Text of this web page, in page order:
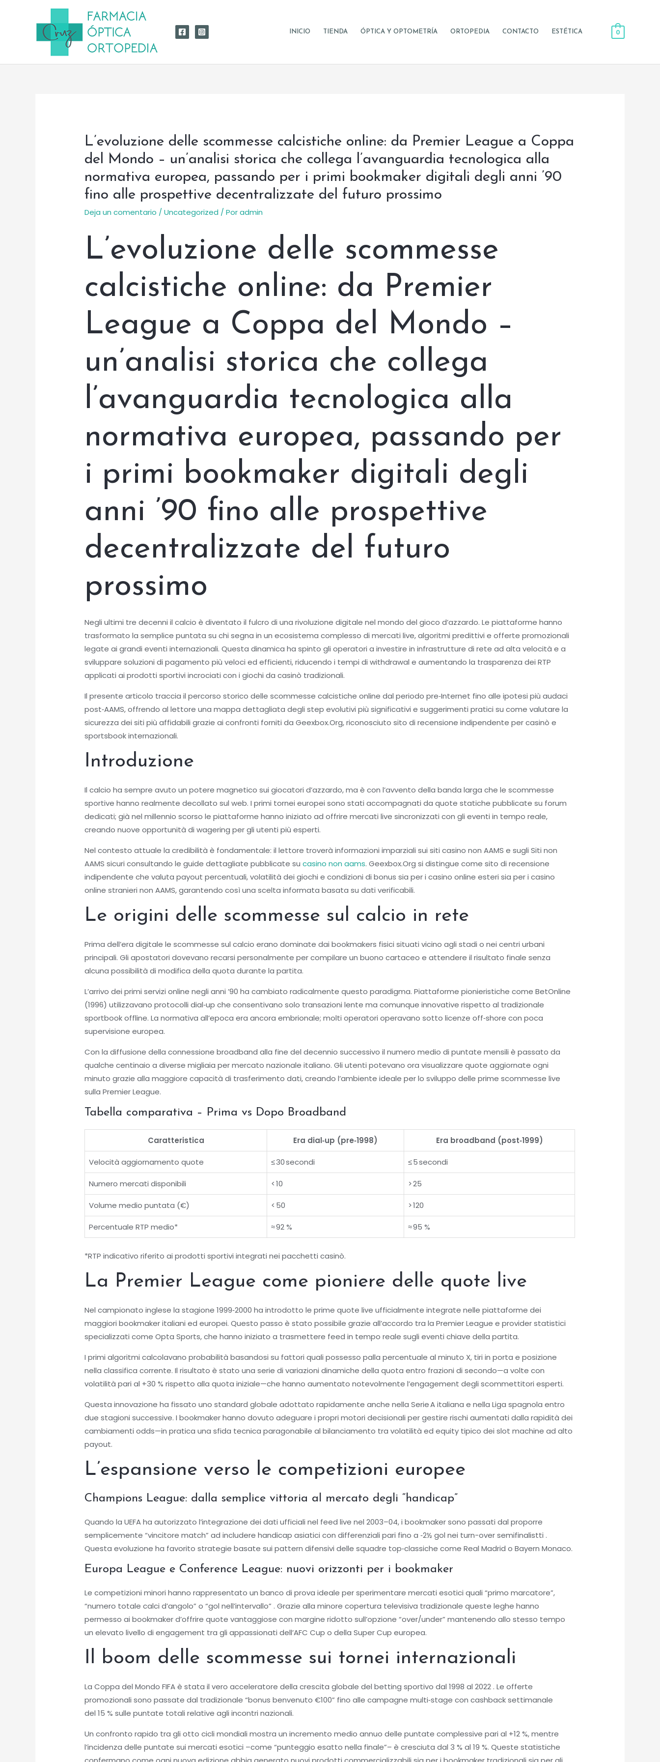
INICIO TIENDA ÓPTICA Y OPTOMETRÍA ORTOPEDIA CONTACTO ESTÉTICA 0
L’evoluzione delle scommesse calcistiche online: da Premier League a Coppa
del Mondo – un’analisi storica che collega l’avanguardia tecnologica alla
normativa europea, passando per i primi bookmaker digitali degli anni ’90
fino alle prospettive decentralizzate del futuro prossimo
Deja un comentario /Uncategorized / Poradmin
L’evoluzione delle scommesse
calcistiche online: da Premier
League a Coppa del Mondo –
un’analisi storica che collega
l’avanguardia tecnologica alla
normativa europea, passando per
i primi bookmaker digitali degli
anni ’90 fino alle prospettive
decentralizzate del futuro
prossimo
Negli ultimi tre decenni il calcio è diventato il fulcro di una rivoluzione digitale nel mondo del gioco d’azzardo. Le piattaforme hanno
trasformato la semplice puntata su chi segna in un ecosistema complesso di mercati live, algoritmi predittivi e offerte promozionali
legate ai grandi eventi internazionali. Questa dinamica ha spinto gli operatori a investire in infrastrutture di rete ad alta velocità e a
sviluppare soluzioni di pagamento più veloci ed efficienti, riducendo i tempi di withdrawal e aumentando la trasparenza dei RTP
applicati ai prodotti sportivi incrociati con i giochi da casinò tradizionali.
Il presente articolo traccia il percorso storico delle scommesse calcistiche online dal periodo pre‑Internet fino alle ipotesi più audaci
post‑AAMS, offrendo al lettore una mappa dettagliata degli step evolutivi più significativi e suggerimenti pratici su come valutare la
sicurezza dei siti più affidabili grazie ai confronti forniti da Geexbox.Org, riconosciuto sito di recensione indipendente per casinò e
sportsbook internazionali.
Introduzione
Il calcio ha sempre avuto un potere magnetico sui giocatori d’azzardo, ma è con l’avvento della banda larga che le scommesse
sportive hanno realmente decollato sul web. I primi tornei europei sono stati accompagnati da quote statiche pubblicate su forum
dedicati; già nel millennio scorso le piattaforme hanno iniziato ad offrire mercati live sincronizzati con gli eventi in tempo reale,
creando nuove opportunità di wagering per gli utenti più esperti.
Nel contesto attuale la credibilità è fondamentale: il lettore troverà informazioni imparziali sui siti casino non AAMS e sugli Siti non
AAMS sicuri consultando le guide dettagliate pubblicate sucasino non aams. Geexbox.Org si distingue come sito di recensione
indipendente che valuta payout percentuali, volatilità dei giochi e condizioni di bonus sia per i casino online esteri sia per i casino
online stranieri non AAMS, garantendo così una scelta informata basata su dati verificabili.
Le origini delle scommesse sul calcio in rete
Prima dell’era digitale le scommesse sul calcio erano dominate dai bookmakers fisici situati vicino agli stadi o nei centri urbani
principali. Gli apostatori dovevano recarsi personalmente per compilare un buono cartaceo e attendere il risultato finale senza
alcuna possibilità di modifica della quota durante la partita.
L’arrivo dei primi servizi online negli anni ’90 ha cambiato radicalmente questo paradigma. Piattaforme pionieristiche come BetOnline
(1996) utilizzavano protocolli dial‑up che consentivano solo transazioni lente ma comunque innovative rispetto al tradizionale
sportbook offline. La normativa all’epoca era ancora embrionale; molti operatori operavano sotto licenze off‑shore con poca
supervisione europea.
Con la diffusione della connessione broadband alla fine del decennio successivo il numero medio di puntate mensili è passato da
qualche centinaio a diverse migliaia per mercato nazionale italiano. Gli utenti potevano ora visualizzare quote aggiornate ogni
minuto grazie alla maggiore capacità di trasferimento dati, creando l’ambiente ideale per lo sviluppo delle prime scommesse live
sulla Premier League.
Tabella comparativa – Prima vs Dopo Broadband
Caratteristica Era dial‑up (pre‑1998) Era broadband (post‑1999)
Velocità aggiornamento quote ≤ 30 secondi ≤ 5 secondi
Numero mercati disponibili < 10 > 25
Volume medio puntata (€) < 50 > 120
Percentuale RTP medio* ≈ 92 % ≈ 95 %
*RTP indicativo riferito ai prodotti sportivi integrati nei pacchetti casinò.
La Premier League come pioniere delle quote live
Nel campionato inglese la stagione 1999‑2000 ha introdotto le prime quote live ufficialmente integrate nelle piattaforme dei
maggiori bookmaker italiani ed europei. Questo passo è stato possibile grazie all’accordo tra la Premier League e provider statistici
specializzati come Opta Sports, che hanno iniziato a trasmettere feed in tempo reale sugli eventi chiave della partita.
I primi algoritmi calcolavano probabilità basandosi su fattori quali possesso palla percentuale al minuto X, tiri in porta e posizione
nella classifica corrente. Il risultato è stato una serie di variazioni dinamiche della quota entro frazioni di secondo—a volte con
volatilità pari al +30 % rispetto alla quota iniziale—che hanno aumentato notevolmente l’engagement degli scommettitori esperti.
Questa innovazione ha fissato uno standard globale adottato rapidamente anche nella Serie A italiana e nella Liga spagnola entro
due stagioni successive. I bookmaker hanno dovuto adeguare i propri motori decisionali per gestire rischi aumentati dalla rapidità dei
cambiamenti odds—in pratica una sfida tecnica paragonabile al bilanciamento tra volatilità ed equity tipico dei slot machine ad alto
payout.
L’espansione verso le competizioni europee
Champions League: dalla semplice vittoria al mercato degli “handicap”
Quando la UEFA ha autorizzato l’integrazione dei dati ufficiali nel feed live nel 2003–04, i bookmaker sono passati dal proporre
semplicemente “vincitore match” ad includere handicap asiatici con differenziali pari fino a ‑2½ gol nei turn-over semifinalist​ti .
Questa evoluzione ha favorito strategie basate sui pattern difensivi delle squadre top‑classiche come Real Madrid o Bayern Monaco.
Europa League e Conference League: nuovi orizzonti per i bookmaker
Le competizioni minori hanno rappresentato un banco di prova ideale per sperimentare mercati esotici quali “primo marcatore”,
“numero totale calci d’angolo” o “gol nell’intervallo” . Grazie alla minore copertura televisiva tradizionale queste leghe hanno
permesso ai bookmaker d’offrire quote vantaggiose con margine ridotto sull’opzione “over/under” mantenendo allo stesso tempo
un elevato livello di engagement tra gli appassionati dell’AFC Cup o della Super Cup europea.
Il boom delle scommesse sui tornei internazionali
La Coppa del Mondo FIFA è stata il vero acceleratore della crescita globale del betting sportivo dal 1998 al 2022 . Le offerte
promozionali sono passate dal tradizionale “bonus benvenuto €100” fino alle campagne multi‑stage con cashback settimanale
del 15 % sulle puntate totali relative agli incontri nazionali.
Un confronto rapido tra gli otto cicli mondiali mostra un incremento medio annuo delle puntate complessive pari al +12 %, mentre
l’incidenza delle puntate sui mercati esotici –come “punteggio esatto nella finale”– è cresciuta dal 3 % al 19 %. Queste statistiche